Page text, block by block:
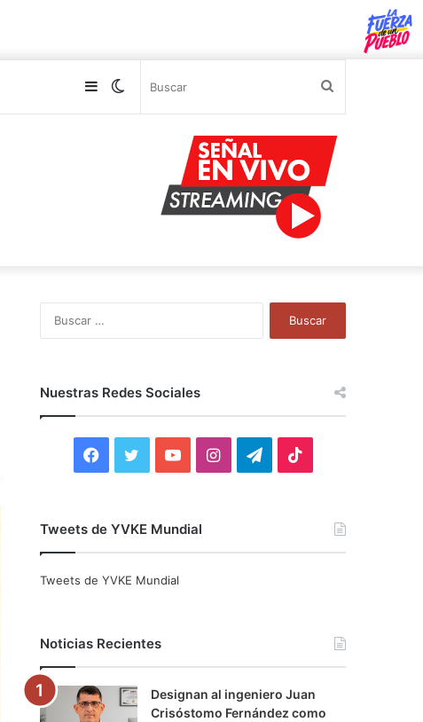
Switch
Sidebar
Nuestras Redes Sociales
F
c
o
k
i
r
Y
u
e
I
r
a
T
a
m
Tweets de YVKE Mundial
Tweets de YVKE Mundial
Noticias Recientes
Designan al ingeniero Juan
Crisóstomo Fernández como